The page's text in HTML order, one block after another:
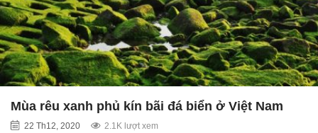
Mùa rêu xanh phủ kín bãi đá biển ở Việt Nam
22 Th12, 2020 2.1K lượt xem